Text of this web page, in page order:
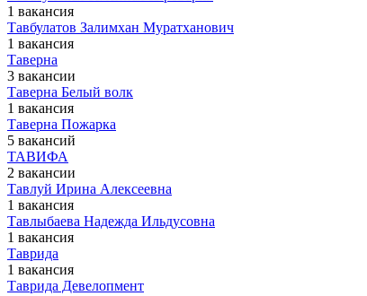
1 вакансия
Тавбулатов Залимхан Муратханович
1 вакансия
Таверна
3 вакансии
Таверна Белый волк
1 вакансия
Таверна Пожарка
5 вакансий
ТАВИФА
2 вакансии
Тавлуй Ирина Алексеевна
1 вакансия
Тавлыбаева Надежда Ильдусовна
1 вакансия
Таврида
1 вакансия
Таврида Девелопмент